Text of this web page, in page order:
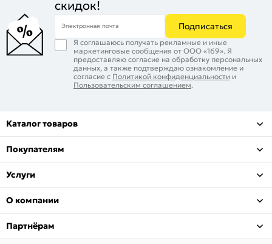
скидок!
Электронная почта Подписаться
Я соглашаюсь получать рекламные и иные
маркетинговые сообщения от ООО «169». Я
предоставляю согласие на обработку персональных
данных, а также подтверждаю ознакомление и
согласие с Политикой конфиденциальности и
Пользовательским соглашением.
Каталог товаров
Покупателям
Услуги
О компании
Партнёрам